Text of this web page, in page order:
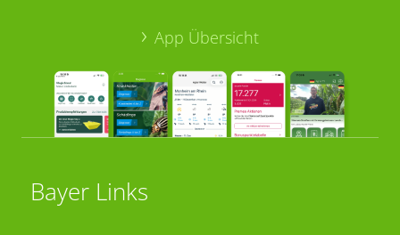
App Übersicht
Bayer Links